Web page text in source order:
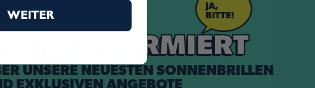
JA,
BITTE!
INFORMIERT
UNSERE NEUESTEN SONNENBRILLEN
EXKLUSIVEN ANGEBOTE
WEITER